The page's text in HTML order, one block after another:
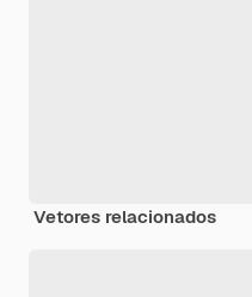
Vetores relacionados